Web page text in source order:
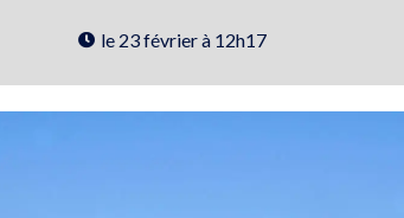
le 23 février à 12h17